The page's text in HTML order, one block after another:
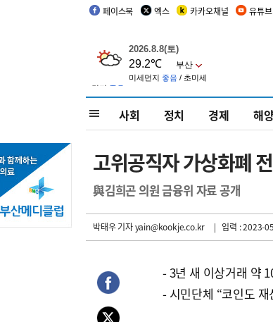
페이스북 엑스 카카오채널 유튜브
사회 정치 경제 해
고위공직자 가상화폐
與김희곤 의원 금융위 자료 공개
박태우 기자yain@kookje.co.kr | 입력 : 2023-
- 3년 새 이상거래 약
- 시민단체 “코인도 재